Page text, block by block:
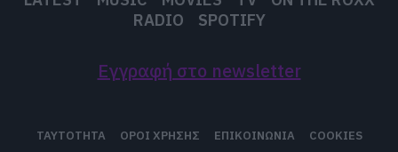
RADIO
SPOTIFY
Εγγραφή στο newsletter
ΤΑΥΤΟΤΗΤΑ ΟΡΟΙ ΧΡΗΣΗΣ ΕΠΙΚΟΙΝΩΝΙΑ COOKIES